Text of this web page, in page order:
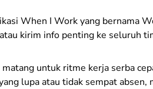
When I Work yang bernama
kirim info penting ke seluruh
untuk ritme kerja serba
lupa atau tidak sempat absen,